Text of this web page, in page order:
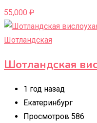
55,000 ₽
Шотландская
Шотландская
1 год назад
Екатеринбург
Просмотров 586